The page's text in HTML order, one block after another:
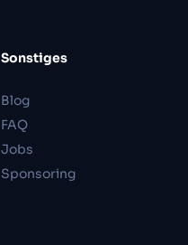
Sonstiges
Blog
FAQ
Jobs
Sponsoring